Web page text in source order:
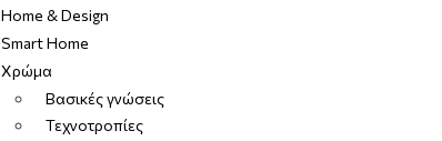
Home & Design
Smart Home
Χρώμα
Βασικές γνώσεις
Τεχνοτροπίες